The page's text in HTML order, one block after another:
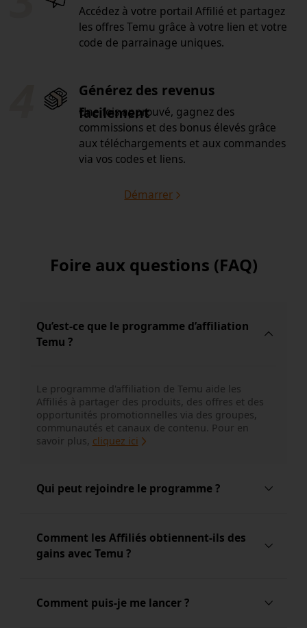
Accédez à votre portail Affilié et partagez
les offres Temu grâce à votre lien et votre
code de parrainage uniques.
Générez des revenus
facilement
Une fois approuvé, gagnez des
commissions et des bonus élevés grâce
aux téléchargements et aux commandes
via vos codes et liens.
Démarrer
Foire aux questions (FAQ)
Qu’est-ce que le programme d’affiliation
Temu ?
Le programme d'affiliation de Temu aide les
Affiliés à partager des produits, des offres et des
opportunités promotionnelles via des groupes,
communautés et canaux de contenu. Pour en
savoir plus, cliquez ici
Qui peut rejoindre le programme ?
Le programme est conçu pour les promoteurs
basés sur des groupes, les personnes partageant
des coupons et bons plans, les personnes actives
pertinentes. Pour en savoir plus, cliquez ici
Comment les Affiliés obtiennent-ils des
gains avec Temu ?
Les Affiliés peuvent obtenir des gains grâce à des
Comment puis-je me lancer ?